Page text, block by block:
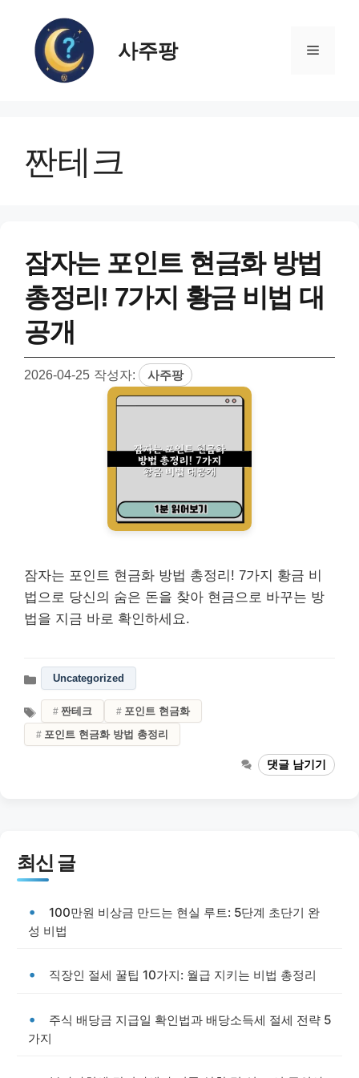
사주팡 메
짠테크
잠자는 포인트 현금화 방법
총정리! 7가지 황금 비법 대
공개
2026-04-25 작성자: 사주팡
잠자는 포인트 현금화 방법 총정리! 7가지 황금 비
법으로 당신의 숨은 돈을 찾아 현금으로 바꾸는 방
법을 지금 바로 확인하세요.
Uncategorized
짠테크
포인트 현금화
포인트 현금화 방법 총정리
댓글 남기기
최신 글
100만원 비상금 만드는 현실 루트: 5단계 초단기 완
성 비법
직장인 절세 꿀팁 10가지: 월급 지키는 비법 총정리
주식 배당금 지급일 확인법과 배당소득세 절세 전략 5
가지